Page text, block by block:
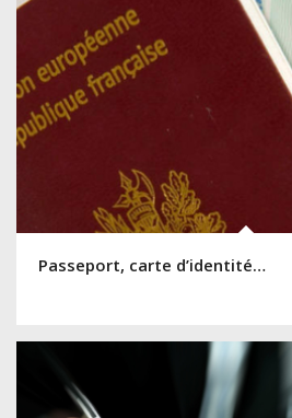
Passeport, carte d’identité…